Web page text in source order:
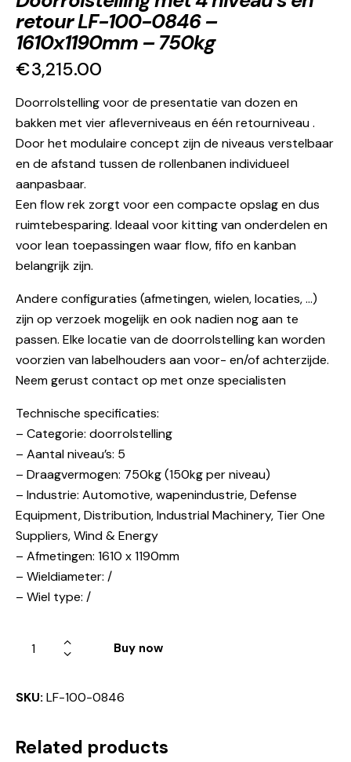
retour LF-100-0846 –
1610x1190mm – 750kg
€3,215.00
Doorrolstelling voor de presentatie van dozen en
bakken met vier afleverniveaus en één retourniveau .
Door het modulaire concept zijn de niveaus verstelbaar
en de afstand tussen de rollenbanen individueel
aanpasbaar.
Een flow rek zorgt voor een compacte opslag en dus
ruimtebesparing. Ideaal voor kitting van onderdelen en
voor lean toepassingen waar flow, fifo en kanban
belangrijk zijn.
Andere configuraties (afmetingen, wielen, locaties, …)
zijn op verzoek mogelijk en ook nadien nog aan te
passen. Elke locatie van de doorrolstelling kan worden
voorzien van labelhouders aan voor- en/of achterzijde.
Neem gerust contact op met onze specialisten
Technische specificaties:
– Categorie: doorrolstelling
– Aantal niveau’s: 5
– Draagvermogen: 750kg (150kg per niveau)
– Industrie: Automotive, wapenindustrie, Defense
Equipment, Distribution, Industrial Machinery, Tier One
Suppliers, Wind & Energy
– Afmetingen: 1610 x 1190mm
– Wieldiameter: /
– Wiel type: /
Buy now
SKU: LF-100-0846
Related products